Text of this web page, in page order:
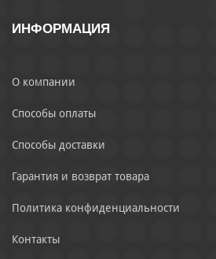
ИНФОРМАЦИЯ
О компании
Способы оплаты
Способы доставки
Гарантия и возврат товара
Политика конфиденциальности
Контакты